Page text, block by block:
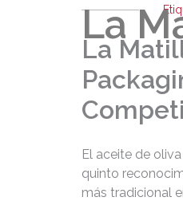
La
La
El aceite de
quinto
más tradicional